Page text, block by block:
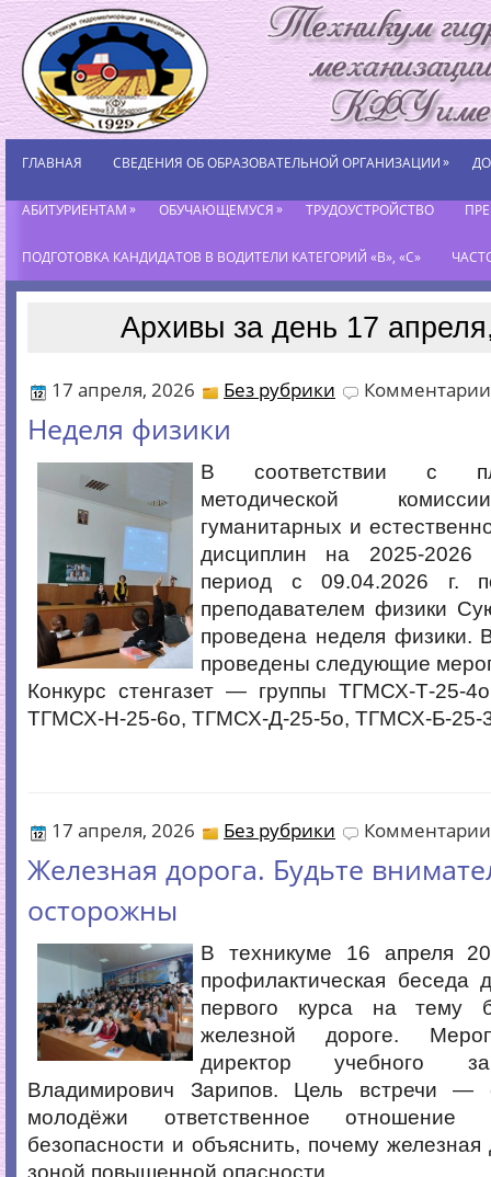
ГЛАВНАЯ СВЕДЕНИЯ ОБ ОБРАЗОВАТЕЛЬНОЙ ОРГАНИЗАЦИИ»
АБИТУРИЕНТАМ» ОБУЧАЮЩЕМУСЯ» ТРУДОУСТРОЙСТВО
ПОДГОТОВКА КАНДИДАТОВ В ВОДИТЕЛИ КАТЕГОРИЙ «В», «С»
Архивы за день 17
17 апреля, 2026 Без рубрики Комментарии
Неделя физики
В соответствии с
методической
гуманитарных и
дисциплин на 2025-
период с 09.04.2026 г.
преподавателем физики
проведена неделя физики.
проведены следующие
Конкурс стенгазет — группы ТГМСХ-Т-25-
ТГМСХ-Н-25-6о, ТГМСХ-Д-25-5о, ТГМСХ-Б-25-
17 апреля, 2026 Без рубрики Комментарии
Железная дорога. Будьте
осторожны
В техникуме 16 апреля
профилактическая беседа
первого курса на тему
железной дороге.
директор учебного
Владимирович Зарипов. Цель встречи —
молодёжи ответственное отношение
безопасности и объяснить, почему железная
зоной повышенной опасности.